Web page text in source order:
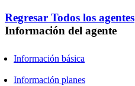
Regresar Todos los agentes
Información del agente
Información básica
Información planes